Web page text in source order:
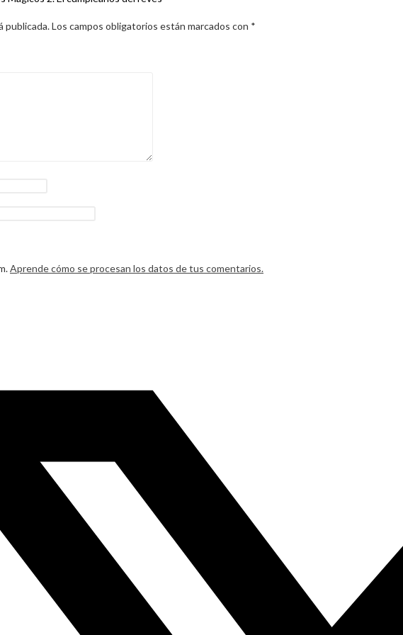
publicada.Los campos obligatorios están marcados con *
Aprende cómo se procesan los datos de tus comentarios.